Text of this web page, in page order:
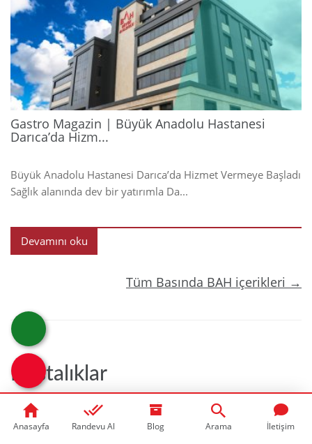
2024
Gastro Magazin | Büyük Anadolu Hastanesi
Darıca’da Hizm...
Büyük Anadolu Hastanesi Darıca’da Hizmet Vermeye Başladı
Sağlık alanında dev bir yatırımla Da...
Devamını oku
Tüm Basında BAH içerikleri →
Hastalıklar
Anasayfa Randevu Al Blog Arama İletişim